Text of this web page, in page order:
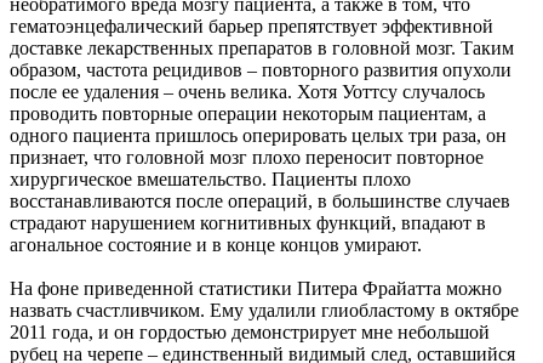
гематоэнцефалический барьер препятствует эффективной
доставке лекарственных препаратов в головной мозг. Таким
образом, частота рецидивов – повторного развития опухоли
после ее удаления – очень велика. Хотя Уоттсу случалось
проводить повторные операции некоторым пациентам, а
одного пациента пришлось оперировать целых три раза, он
признает, что головной мозг плохо переносит повторное
хирургическое вмешательство. Пациенты плохо
восстанавливаются после операций, в большинстве случаев
страдают нарушением когнитивных функций, впадают в
агональное состояние и в конце концов умирают.
На фоне приведенной статистики Питера Фрайатта можно
назвать счастливчиком. Ему удалили глиобластому в октябре
2011 года, и он гордостью демонстрирует мне небольшой
рубец на черепе – единственный видимый след, оставшийся